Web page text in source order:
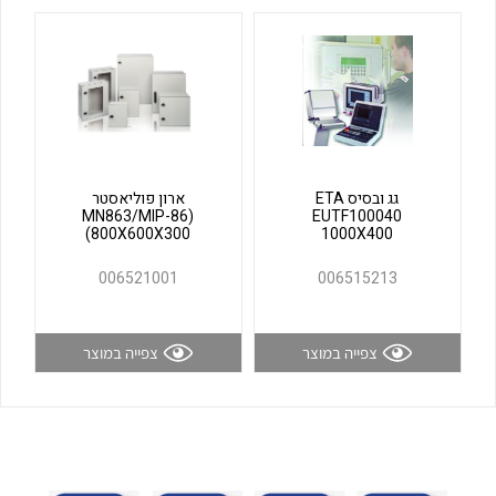
לכל מוצרי היצרן לכל מוצרי היצרן
גג ובסיס ETA
EUTF100040
1000X400
006515213
צפייה במוצר
ארון פוליאסטר
(MN863/MIP-86
(800X600X300
006521001
צפייה במוצר